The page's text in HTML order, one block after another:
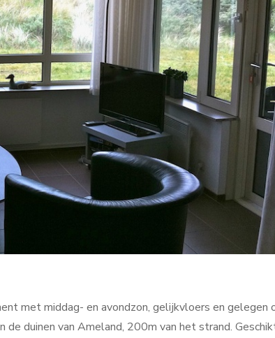
met middag- en avondzon, gelijkvloers en gelegen
duinen van Ameland, 200m van het strand.